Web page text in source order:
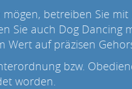
betreiben Sie
Sie auch Dog Dancing
Wert auf präzisen
bzw.
worden.